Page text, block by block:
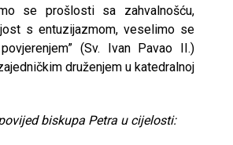
se prošlosti sa zahvalnošću,
s entuzijazmom, veselimo se
(Sv. Ivan Pavao II.)
druženjem u katedralnoj
biskupa Petra u cijelosti: